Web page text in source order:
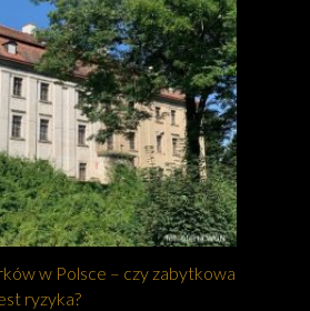
w Polsce – czy zabytkowa
ryzyka?